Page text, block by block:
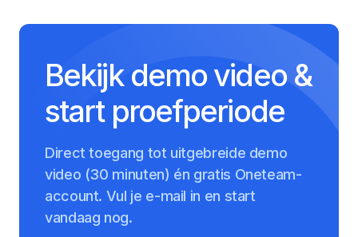
Bekijk demo video &
start proefperiode
Direct toegang tot uitgebreide demo
video (30 minuten) én gratis Oneteam-
account. Vul je e-mail in en start
vandaag nog.